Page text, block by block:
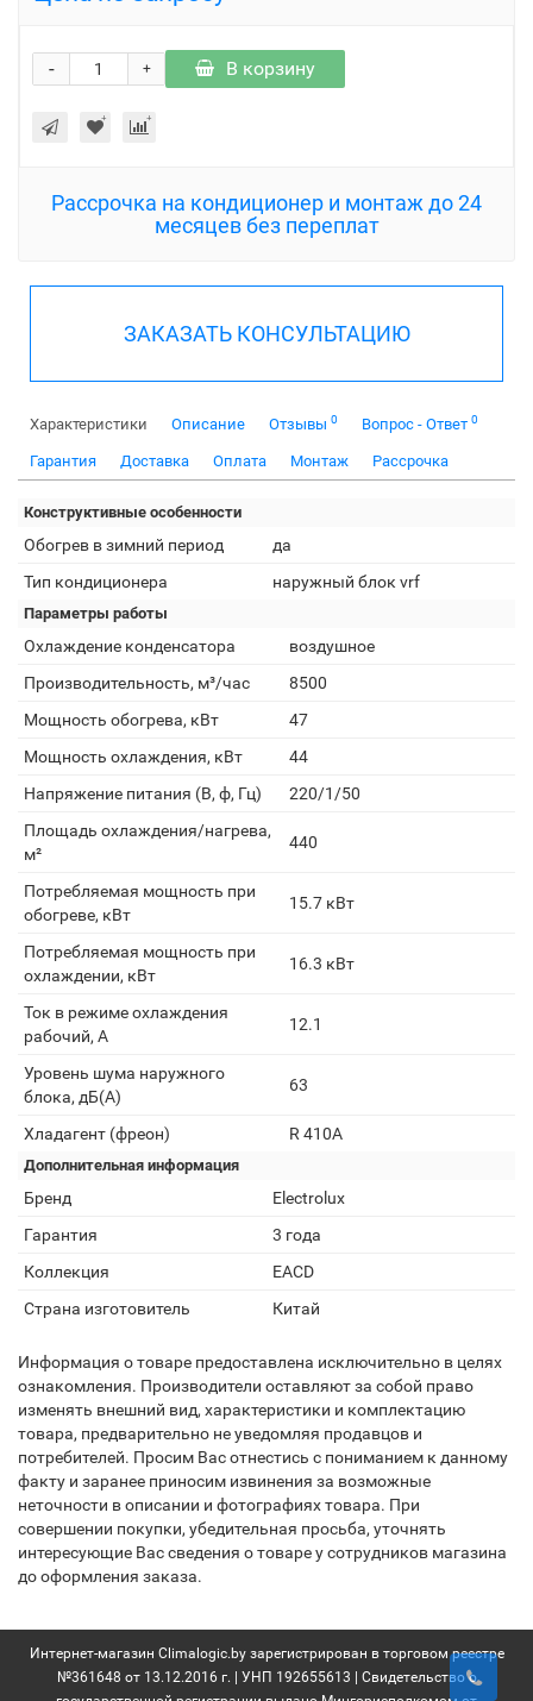
+
- В корзину
Рассрочка на кондиционер и монтаж до 24
месяцев без переплат
ЗАКАЗАТЬ КОНСУЛЬТАЦИЮ
Характеристики Описание Отзывы 0 Вопрос - Ответ 0
Гарантия Доставка Оплата Монтаж Рассрочка
Конструктивные особенности
Обогрев в зимний период
да
Тип кондиционера
наружный блок vrf
Параметры работы
Охлаждение конденсатора
воздушное
Производительность, м³/час
8500
Мощность обогрева, кВт
47
Мощность охлаждения, кВт
44
Напряжение питания (В, ф, Гц)
220/1/50
Площадь охлаждения/нагрева,
м²
440
Потребляемая мощность при
обогреве, кВт
15.7 кВт
Потребляемая мощность при
охлаждении, кВт
16.3 кВт
Ток в режиме охлаждения
рабочий, А
12.1
Уровень шума наружного
блока, дБ(А)
63
Хладагент (фреон) R 410A
Дополнительная информация
Бренд
Electrolux
Гарантия
3 года
Коллекция
EACD
Страна изготовитель
Китай
Информация о товаре предоставлена исключительно в целях
ознакомления. Производители оставляют за собой право
изменять внешний вид, характеристики и комплектацию
товара, предварительно не уведомляя продавцов и
потребителей. Просим Вас отнестись с пониманием к данному
факту и заранее приносим извинения за возможные
неточности в описании и фотографиях товара. При
совершении покупки, убедительная просьба, уточнять
интересующие Вас сведения о товаре у сотрудников магазина
до оформления заказа.
Интернет-магазин Climalogic.by зарегистрирован в торговом реестре
№361648 от 13.12.2016 г. | УНП 192655613 | Свидетельство о